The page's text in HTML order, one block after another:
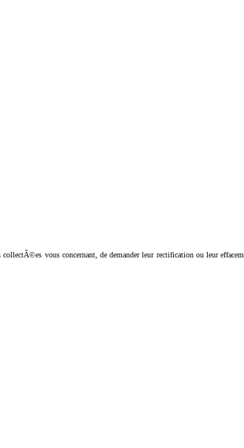
vous concernant, de demander leur rectification ou leur